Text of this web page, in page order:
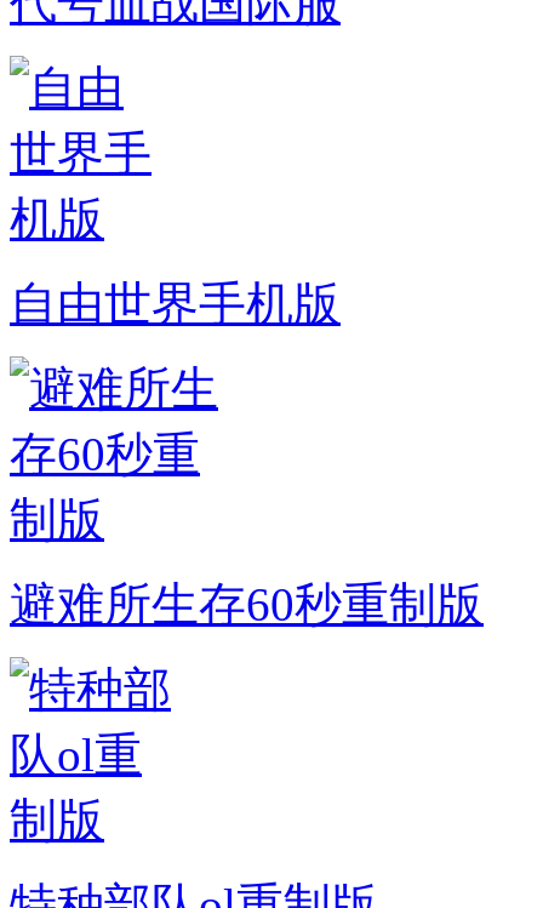
自由世界手机版
避难所生存60秒重制版